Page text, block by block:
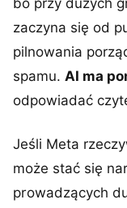
bo przy dużych
zaczyna się od
pilnowania
spamu. AI ma
odpowiadać
Jeśli Meta
może stać się
prowadzących